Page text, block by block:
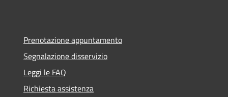
Prenotazione appuntamento
Segnalazione disservizio
Leggi le FAQ
Richiesta assistenza